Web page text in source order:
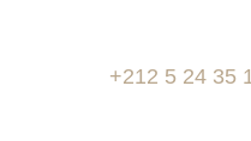
+212 5 24 35